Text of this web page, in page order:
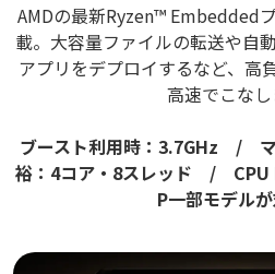
AMDの最新Ryzen™ Embedded
載。大容量ファイルの転送や自
アプリをデプロイするなど、高
高速でこなし
ブースト利用時：3.7GHz / マ
裕：4コア・8スレッド / CPU
P一部モデル